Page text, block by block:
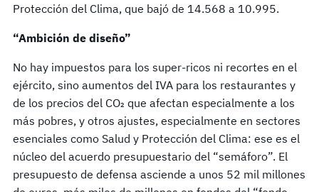
Protección del Clima, que bajó de 14.568 a 10.995.
“Ambición de diseño”
No hay impuestos para los super-ricos ni recortes en el
ejército, sino aumentos del IVA para los restaurantes y
de los precios del CO₂ que afectan especialmente a los
más pobres, y otros ajustes, especialmente en sectores
esenciales como Salud y Protección del Clima: ese es el
núcleo del acuerdo presupuestario del “semáforo”. El
presupuesto de defensa asciende a unos 52 mil millones